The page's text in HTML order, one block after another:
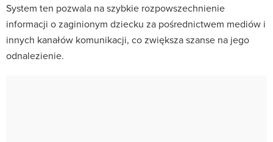
System ten pozwala na szybkie rozpowszechnienie
informacji o zaginionym dziecku za pośrednictwem mediów i
innych kanałów komunikacji, co zwiększa szanse na jego
odnalezienie.